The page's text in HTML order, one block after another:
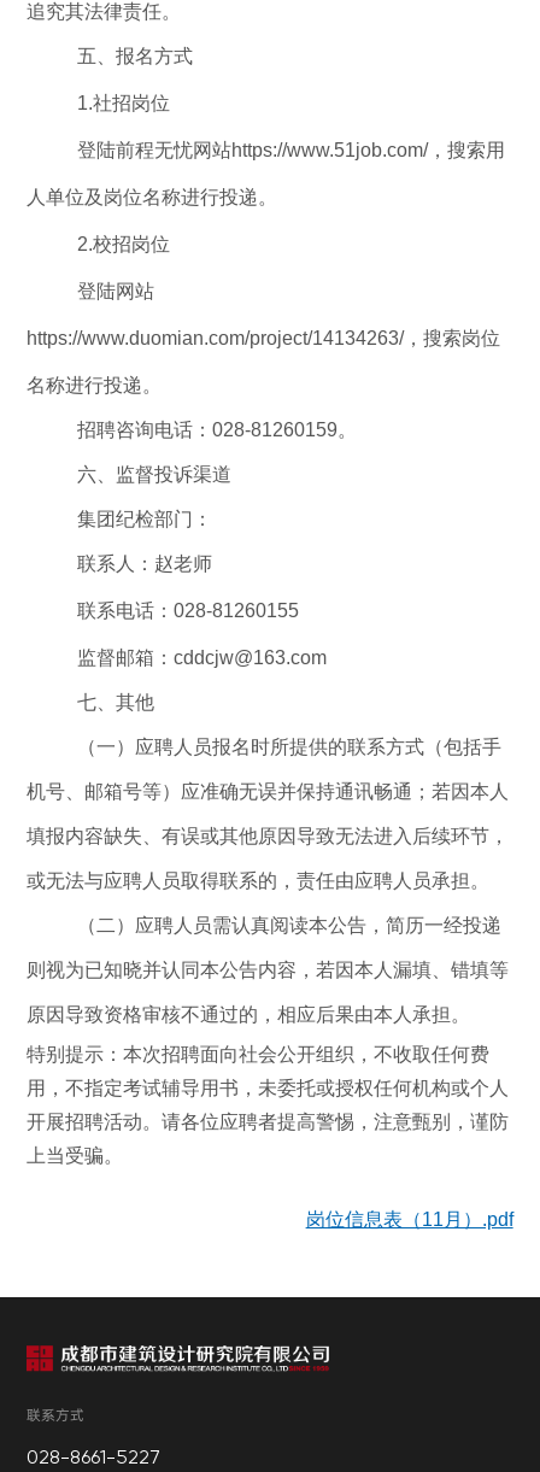
追究其法律责任。
五 、报名方式
1.社招岗位
登陆前程无忧网站https://www.51job.com/，搜索用
人单位及岗位名称进行投递。
2.校招岗位
登陆网站
https://www.duomian.com/project/14134263/，搜索岗位
名称进行投递。
招聘咨询电话：028-81260159。
六 、监督投诉渠道
集团纪检部门：
联系人：赵老师
联系电话 ：028-81260155
监督邮箱：cddcjw@163.com
七 、其他
（一）应聘人员报名时所提供的联系方式（包括手
机号、邮箱号等）应准确无误并保持通讯畅通；若因本人
填报内容缺失、有误或其他原因导致无法进入后续环节，
或无法与应聘人员取得联系的，责任由应聘人员承担。
（二）应聘人员需认真阅读本公告，简历一经投递
则视为已知晓并认同本公告内容，若因本人漏填、错填等
原因导致资格审核不通过的，相应后果由本人承担。
特别提示：本次招聘面向社会公开组织，不收取任何费
用，不指定考试辅导用书，未委托或授权任何机构或个人
开展招聘活动。请各位应聘者提高警惕，注意甄别，谨防
上当受骗。
岗位信息表（11月）.pdf
联系方式
028-8661-5227